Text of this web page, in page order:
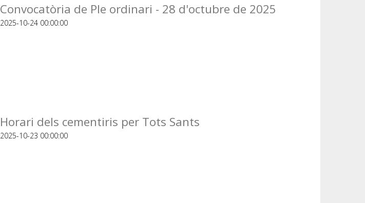
Convocatòria de Ple ordinari - 28 d'octubre de 2025
2025-10-24 00:00:00
Horari dels cementiris per Tots Sants
2025-10-23 00:00:00